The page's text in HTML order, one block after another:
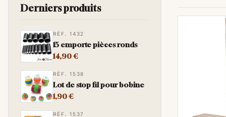
Derniers produits
RÉF. 1432
15 emporte pièces ronds
14,90 €
RÉF. 1538
Lot de stop fil pour bobine
1,90 €
RÉF. 1537